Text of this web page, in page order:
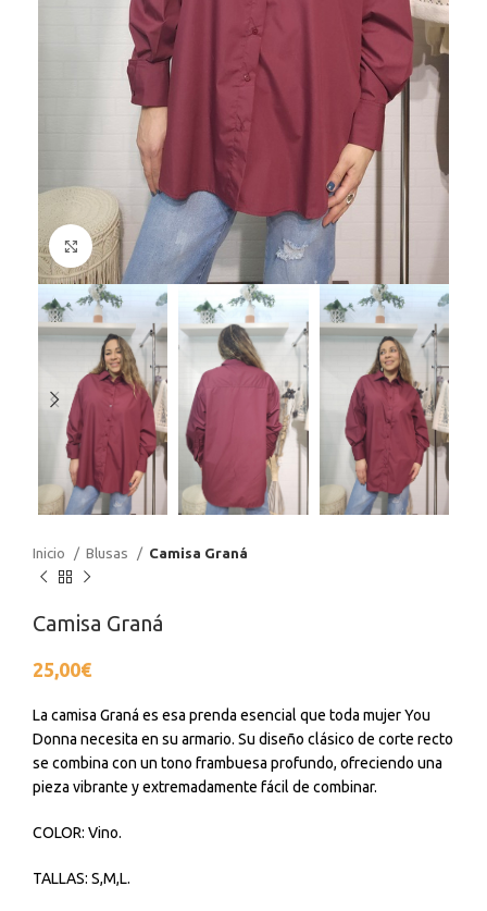
Haga Click para agrandar
Inicio Blusas Camisa Graná
Camisa Graná
25,00€
La camisa Graná es esa prenda esencial que toda mujer You
Donna necesita en su armario. Su diseño clásico de corte recto
se combina con un tono frambuesa profundo, ofreciendo una
pieza vibrante y extremadamente fácil de combinar.
COLOR: Vino.
TALLAS: S,M,L.